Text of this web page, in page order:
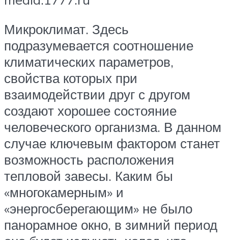
Микроклимат. Здесь
подразумевается соотношение
климатических параметров,
свойства которых при
взаимодействии друг с другом
создают хорошее состояние
человеческого организма. В данном
случае ключевым фактором станет
возможность расположения
тепловой завесы. Каким бы
«многокамерным» и
«энергосберегающим» не было
панорамное окно, в зимний период